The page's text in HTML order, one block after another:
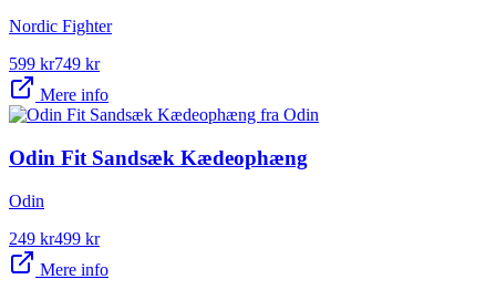
Nordic Fighter
599 kr749 kr
Mere info
Odin Fit Sandsæk Kædeophæng
Odin
249 kr499 kr
Mere info